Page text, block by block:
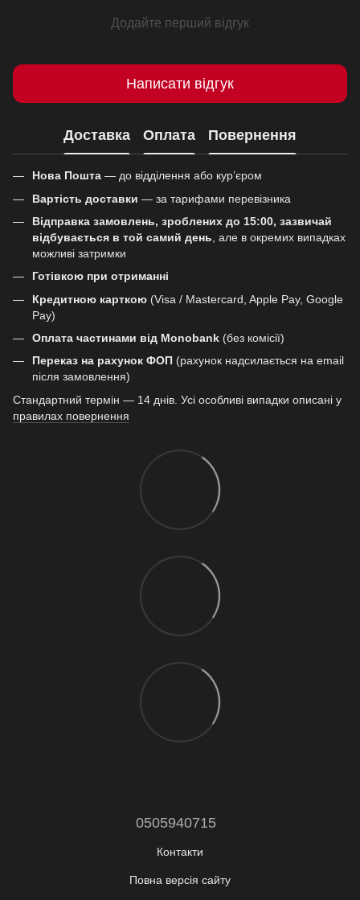
Додайте перший відгук
Написати відгук
Доставка Оплата Повернення
Нова Пошта — до відділення або кур’єром
Вартість доставки — за тарифами перевізника
Відправка замовлень, зроблених до 15:00, зазвичай
відбувається в той самий день , але в окремих випадках
можливі затримки
Готівкою при отриманні
Кредитною карткою (Visa / Mastercard, Apple Pay, Google
Pay)
Оплата частинами від Monobank (без комісії)
Переказ на рахунок ФОП (рахунок надсилається на email
після замовлення)
Стандартний термін — 14 днів. Усі особливі випадки описані у
правилах повернення
0505940715
Контакти
Повна версія сайту